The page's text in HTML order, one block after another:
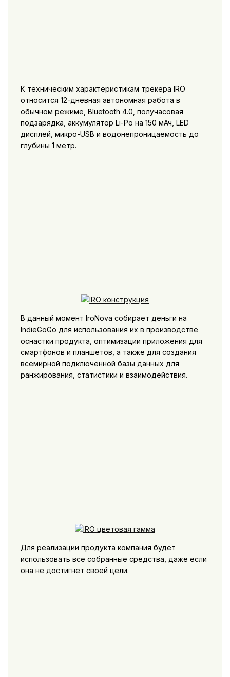
К техническим характеристикам трекера IRO
относится 12-дневная автономная работа в
обычном режиме, Bluetooth 4.0, получасовая
подзарядка, аккумулятор Li-Po на 150 мАч, LED
дисплей, микро-USB и водонепроницаемость до
глубины 1 метр.
В данный момент IroNova собирает деньги на
IndieGoGo для использования их в производстве
оснастки продукта, оптимизации приложения для
смартфонов и планшетов, а также для создания
всемирной подключенной базы данных для
ранжирования, статистики и взаимодействия.
Для реализации продукта компания будет
использовать все собранные средства, даже если
она не достигнет своей цели.